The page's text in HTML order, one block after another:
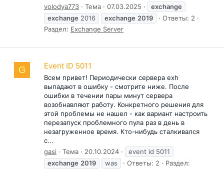
volodya773
Тема 07.03.2025
exchange
exchange 2016 exchange 2019
Ответы: 2
Раздел: Exchange Server
G Event ID 5011
Всем привет! Периодически сервера exh
выпадают в ошибку - смотрите ниже. После
ошибки в течении пары минут сервера
возобнавляют работу. Конкретного решения для
этой проблемы не нашел - как вариант настроить
перезапуск проблемного пула раз в день в
незагруженное время. Кто-нибудь сталкивался
с...
gasi
Тема 20.10.2024
event id 5011
exchange 2019 was Ответы: 2
Раздел: